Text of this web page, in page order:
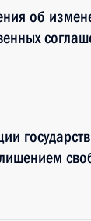
об